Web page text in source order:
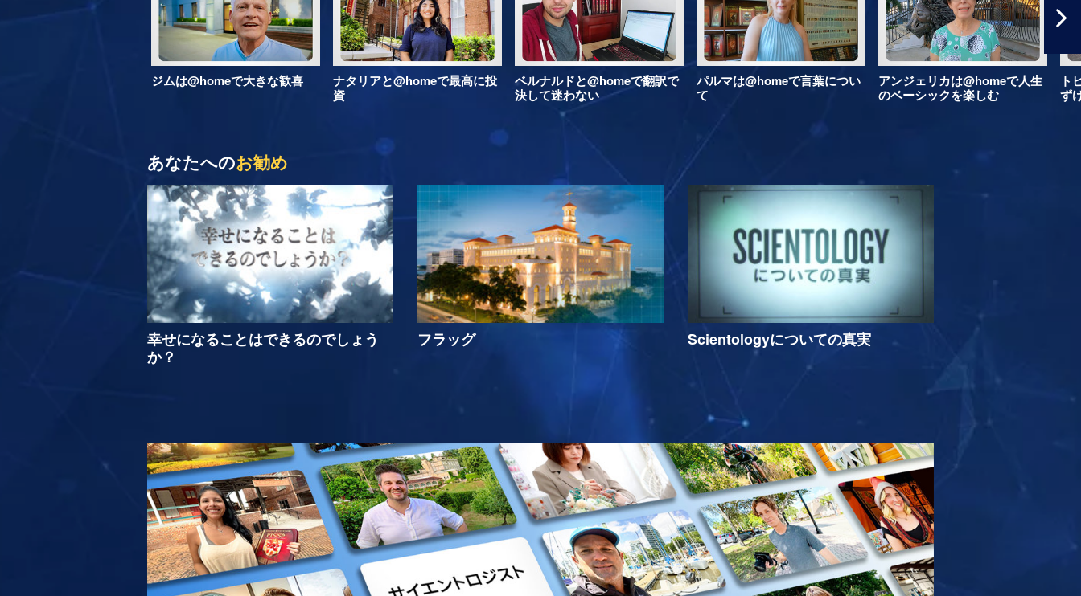
ジムは@homeで大きな歓喜
ナタリアと@homeで最高に投
資
ベルナルドと@homeで翻訳で
決して迷わない
パルマは@homeで言葉につい
て
アンジェリカは@homeで人生
のベーシックを楽しむ
ト
ず
あなたへのお勧め
幸せになることはできるのでしょう
か？
フラッグ Scientologyについての真実